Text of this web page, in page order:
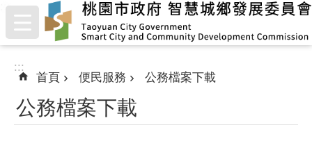
跳到主要內容區塊
:::
:::
首頁 便民服務 公務檔案下載
公務檔案下載